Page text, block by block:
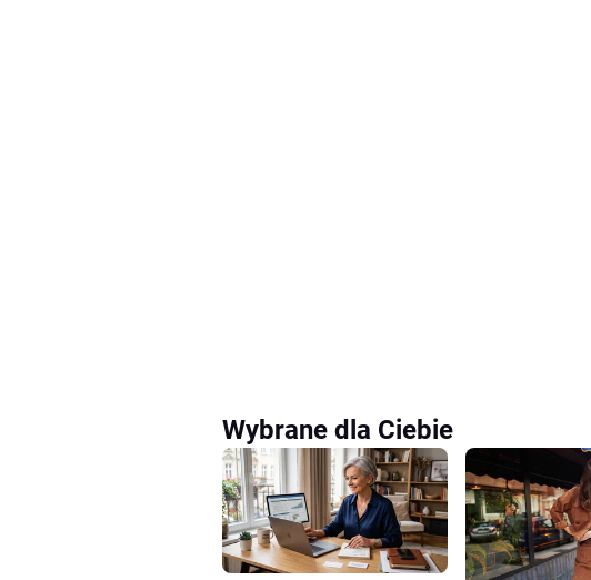
Wybrane dla Ciebie